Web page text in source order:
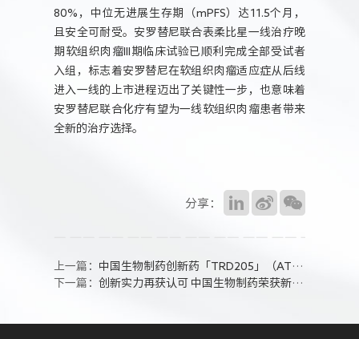
80%，中位无进展生存期（mPFS）达11.5个月，
且安全可耐受。安罗替尼联合表柔比星一线治疗晚
期软组织肉瘤III期临床试验已顺利完成全部受试者
入组，标志着安罗替尼在软组织肉瘤适应症从后线
进入一线的上市进程迈出了关键性一步，也意味着
安罗替尼联合化疗有望为一线软组织肉瘤患者带来
全新的治疗选择。
分享：
上一篇： 中国生物制药创新药「TRD205」（AT2R受体拮抗剂）」片获批临床试验
下一篇：创新实力再获认可 中国生物制药荣获新浪财经“年度创新药企业”